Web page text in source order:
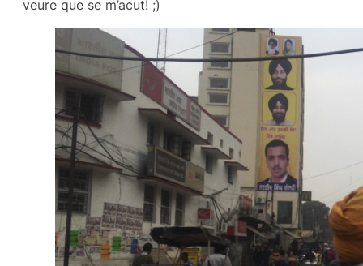
veure que se m’acut! ;)